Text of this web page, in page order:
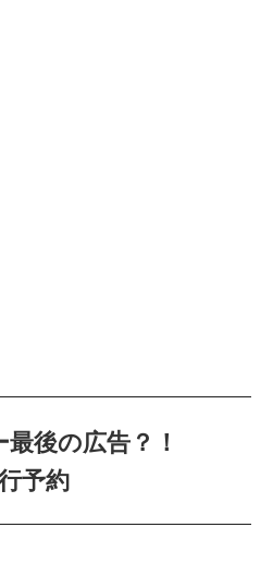
最後の広告？！
予約